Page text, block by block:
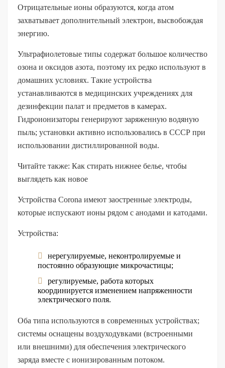
Отрицательные ионы образуются, когда атом
захватывает дополнительный электрон, высвобождая
энергию.
Ультрафиолетовые типы содержат большое количество
озона и оксидов азота, поэтому их редко используют в
домашних условиях. Такие устройства
устанавливаются в медицинских учреждениях для
дезинфекции палат и предметов в камерах.
Гидроионизаторы генерируют заряженную водяную
пыль; установки активно использовались в СССР при
использовании дистиллированной воды.
Читайте также: Как стирать нижнее белье, чтобы
выглядеть как новое
Устройства Corona имеют заостренные электроды,
которые испускают ионы рядом с анодами и катодами.
Устройства:
нерегулируемые, неконтролируемые и
постоянно образующие микрочастицы;
регулируемые, работа которых
координируется изменением напряженности
электрического поля.
Оба типа используются в современных устройствах;
системы оснащены воздуходувками (встроенными
или внешними) для обеспечения электрического
заряда вместе с ионизированным потоком.